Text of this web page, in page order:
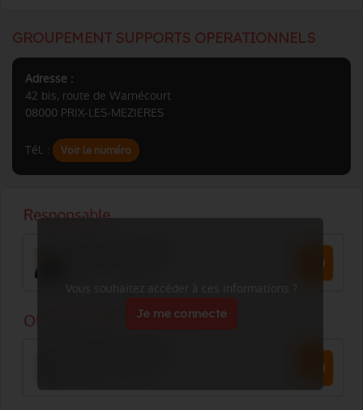
GROUPEMENT SUPPORTS OPERATIONNELS
Adresse :
42 bis, route de Warnécourt
08000 PRIX-LES-MEZIERES
Tél. : Voir le numéro
Vous souhaitez accéder à ces informations ?
Je me connecte